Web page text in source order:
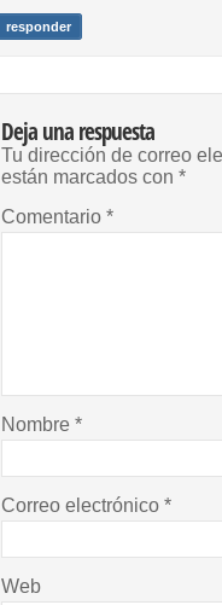
responder
Deja una respuesta
Tu dirección de correo
están marcados con *
Comentario *
Nombre *
Correo electrónico *
Web